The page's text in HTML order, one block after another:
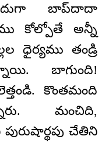
బాప్‍దాదా
కోల్పోతే అన్నీ
ధైర్యము తండ్రి
బాగుంది!
కొంతమంది
మంచిది,
చేతిని